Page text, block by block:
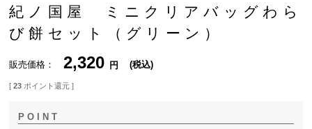
紀ノ国屋 ミニクリアバッグわら
び餅セット（グリーン）
販売価格 2,320 税込
[ 23 ポイント還元 ]